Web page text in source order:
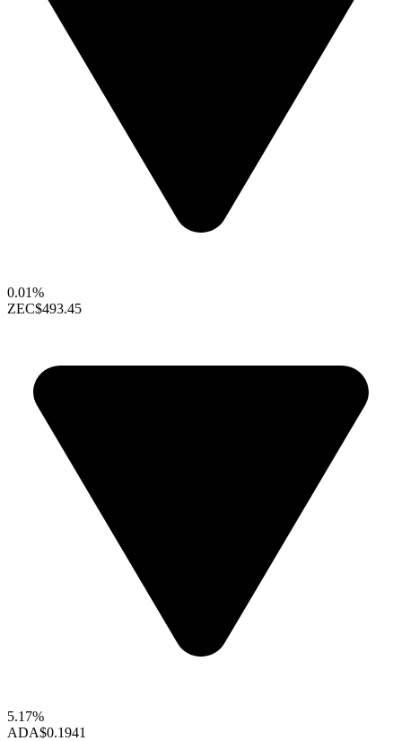
0.01%
ZEC$493.45
5.17%
ADA$0.1941